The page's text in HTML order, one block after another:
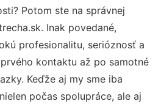
Potom ste na správnej
Inak povedané,
profesionalitu, serióznosť a
kontaktu až po samotné
Keďže aj my sme iba
počas spolupráce, ale aj